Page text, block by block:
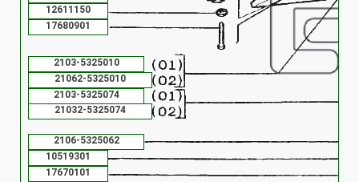
10519301
12611150
17670101
17680901
2103-5325010
2103-5325062
2103-5325074
21032-5325074
2106-5325062
21062-5325010